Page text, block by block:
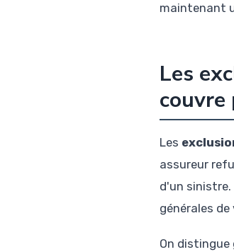
maintenant
Les
couvre
Les
assureur
d'un
générales
On distingue